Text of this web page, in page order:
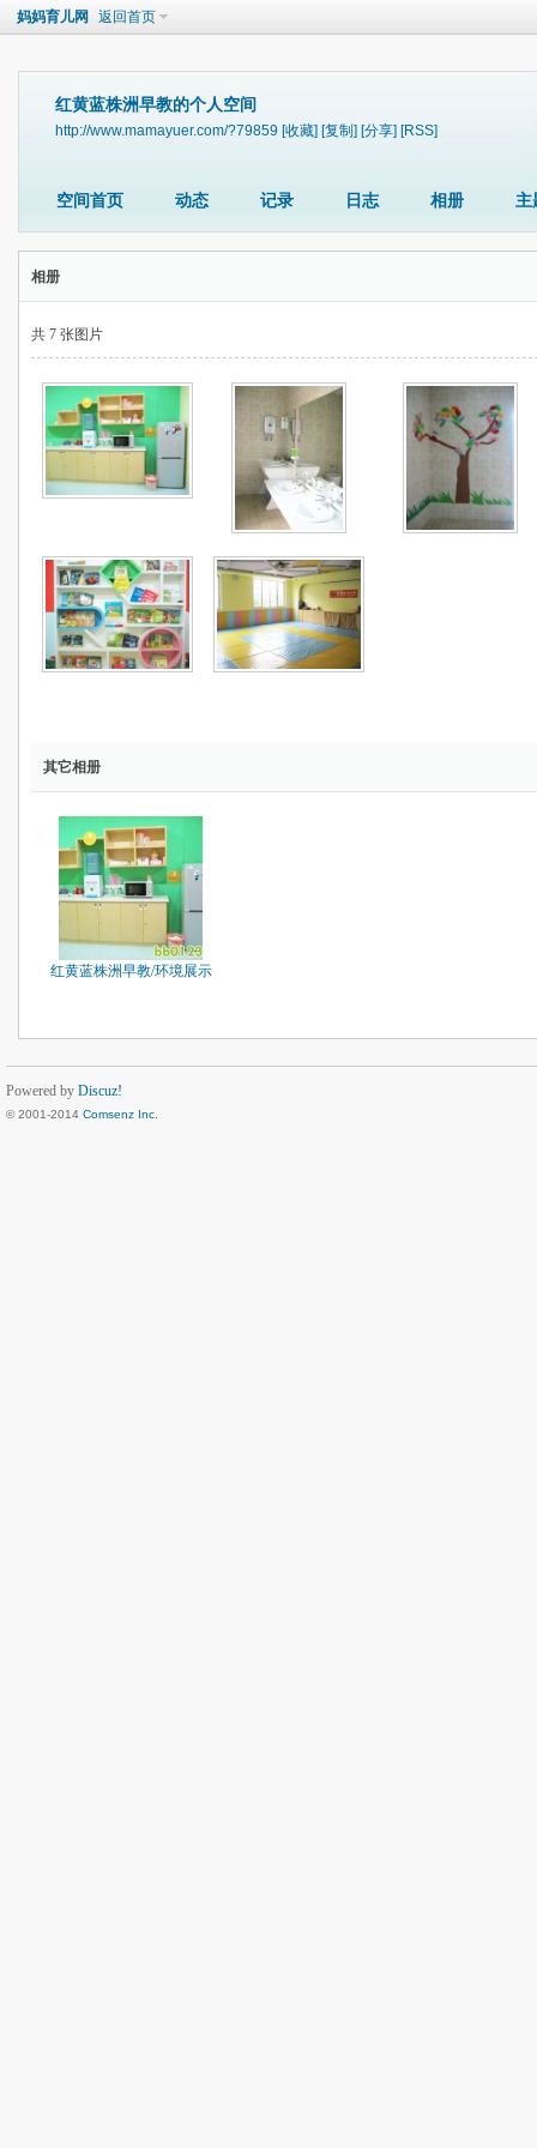
妈妈育儿网 返回首页
红黄蓝株洲早教的个人空间
http://www.mamayuer.com/?79859 [收藏] [复制] [分享] [RSS]
空间首页 动态 记录 日志 相册 主
相册
共 7 张图片
其它相册
红黄蓝株洲早教/环境展示
Powered by Discuz!
© 2001-2014 Comsenz Inc.